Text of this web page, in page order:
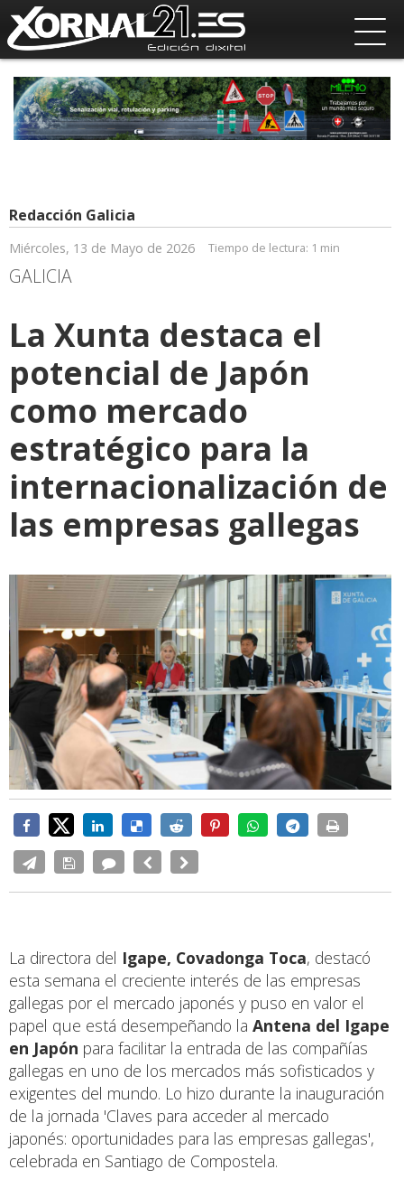
Redacción Galicia
Miércoles, 13 de Mayo de 2026 Tiempo de lectura: 1 min
GALICIA
La Xunta destaca el
potencial de Japón
como mercado
estratégico para la
internacionalización de
las empresas gallegas
La directora del Igape, Covadonga Toca, destacó
esta semana el creciente interés de las empresas
gallegas por el mercado japonés y puso en valor el
papel que está desempeñando la Antena del Igape
en Japón para facilitar la entrada de las compañías
gallegas en uno de los mercados más sofisticados y
exigentes del mundo. Lo hizo durante la inauguración
de la jornada 'Claves para acceder al mercado
japonés: oportunidades para las empresas gallegas',
celebrada en Santiago de Compostela.